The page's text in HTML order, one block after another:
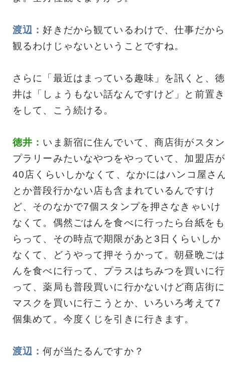
渡辺：好きだから観ているわけで、仕事だから
観るわけじゃないということですね。
さらに「最近はまっている趣味」を訊くと、徳
井は「しょうもない話なんですけど」と前置き
をして、こう続ける。
徳井： いま新宿に住んでいて、商店街がスタン
プラリーみたいなやつをやっていて、加盟店が
40店くらいしかなくて、なかにはハンコ屋さ
とか普段行かない店も含まれているんですけ
ど、そのなかで7個スタンプを押さなきゃいけ
なくて。偶然ごはんを食べに行ったら台紙をも
らって、その時点で期限があと3日くらいしか
なくて、どうやって押そうかって。朝昼晩ごは
んを食べに行って、プラスはちみつを買いに行
って、薬局も普段買いに行かないけど商店街に
マスクを買いに行こうとか、いろいろ考えて7
個集めて。今度くじを引きに行きます。
渡辺：何が当たるんですか？